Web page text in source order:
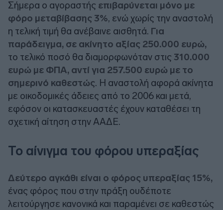
Σήμερα ο αγοραστής επιβαρύνεται μόνο με
φόρο μεταβίβασης 3%, ενώ χωρίς την αναστολή
η τελική τιμή θα ανέβαινε αισθητά. Για
παράδειγμα, σε ακίνητο αξίας 250.000 ευρώ,
το τελικό ποσό θα διαμορφωνόταν στις 310.000
ευρώ με ΦΠΑ, αντί για 257.500 ευρώ με το
σημερινό καθεστώς. Η αναστολή αφορά ακίνητα
με οικοδομικές άδειες από το 2006 και μετά,
εφόσον οι κατασκευαστές έχουν καταθέσει τη
σχετική αίτηση στην ΑΑΔΕ.
Το αίνιγμα του φόρου υπεραξίας
Δεύτερο αγκάθι είναι ο φόρος υπεραξίας 15%,
ένας φόρος που στην πράξη ουδέποτε
λειτούργησε κανονικά και παραμένει σε καθεστώς